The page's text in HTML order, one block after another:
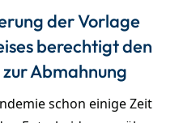
der Vorlage
berechtigt den
Abmahnung
schon einige Zeit